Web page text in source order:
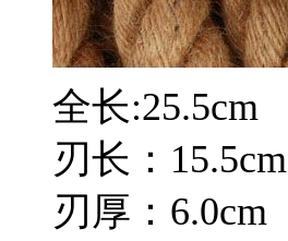
全长:25.5cm
刃长：15.5cm
刃厚：6.0cm